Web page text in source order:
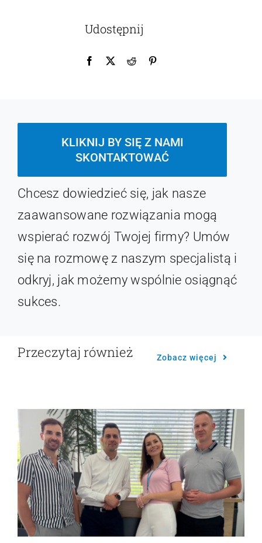
Udostępnij
KLIKNIJ BY SIĘ Z NAMI
SKONTAKTOWAĆ
Chcesz dowiedzieć się, jak nasze
zaawansowane rozwiązania mogą
wspierać rozwój Twojej firmy? Umów
się na rozmowę z naszym specjalistą i
odkryj, jak możemy wspólnie osiągnąć
sukces.
Przeczytaj również Zobacz więcej